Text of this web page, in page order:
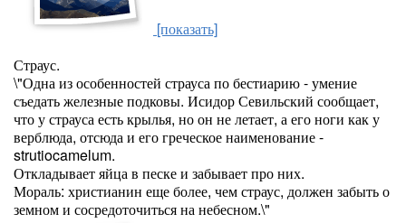
[показать]
Страус.
\"Одна из особенностей страуса по бестиарию - умение
съедать железные подковы. Исидор Севильский сообщает,
что у страуса есть крылья, но он не летает, а его ноги как у
верблюда, отсюда и его греческое наименование -
strutiocamelum.
Откладывает яйца в песке и забывает про них.
Мораль: христианин еще более, чем страус, должен забыть о
земном и сосредоточиться на небесном.\"